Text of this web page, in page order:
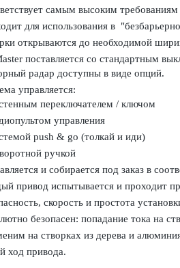
самым высоким требованиям
для использования в "
открываются до необходимой
поставляется со стандартным
радар доступны в виде опций.
управляется:
переключателем / ключом
управления
push & go (толкай и иди)
ручкой
и собирается под заказ в
привод испытывается и проходит
скорость и простота
безопасен: попадание тока на
на створках из дерева и
ход привода.